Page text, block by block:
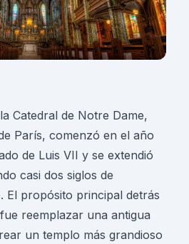
Catedral de Notre Dame,
París, comenzó en el año
de Luis VII y se extendió
casi dos siglos de
El propósito principal detrás
reemplazar una antigua
un templo más grandioso